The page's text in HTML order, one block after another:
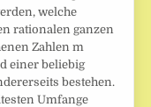
welche
rationalen ganzen
Zahlen m
einer beliebig
bestehen.
Umfange